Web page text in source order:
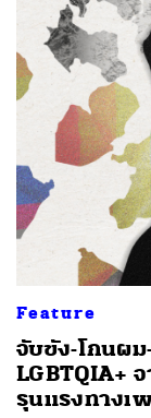
Feature
จับขัง-โกนผม
LGBTQIA+
รุนแรงทางเ